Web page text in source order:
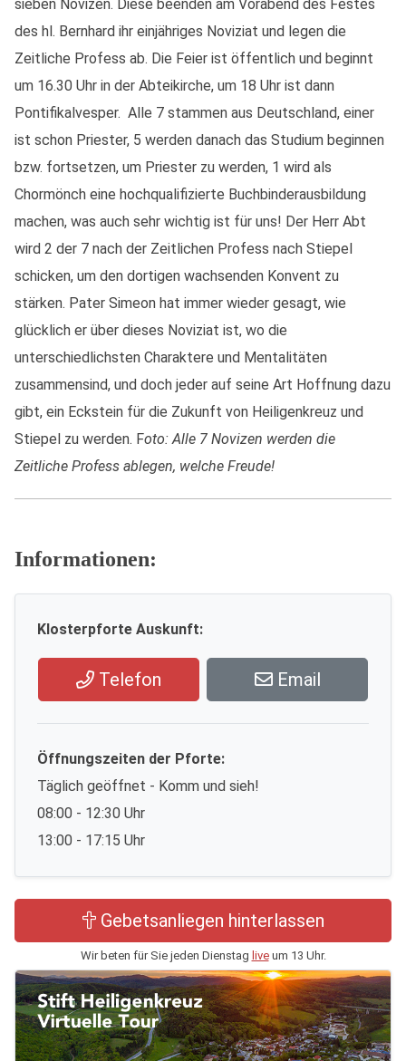
sieben Novizen. Diese beenden am Vorabend des Festes
des hl. Bernhard ihr einjähriges Noviziat und legen die
Zeitliche Profess ab. Die Feier ist öffentlich und beginnt
um 16.30 Uhr in der Abteikirche, um 18 Uhr ist dann
Pontifikalvesper. Alle 7 stammen aus Deutschland, einer
ist schon Priester, 5 werden danach das Studium beginnen
bzw. fortsetzen, um Priester zu werden, 1 wird als
Chormönch eine hochqualifizierte Buchbinderausbildung
machen, was auch sehr wichtig ist für uns! Der Herr Abt
wird 2 der 7 nach der Zeitlichen Profess nach Stiepel
schicken, um den dortigen wachsenden Konvent zu
stärken. Pater Simeon hat immer wieder gesagt, wie
glücklich er über dieses Noviziat ist, wo die
unterschiedlichsten Charaktere und Mentalitäten
zusammensind, und doch jeder auf seine Art Hoffnung dazu
gibt, ein Eckstein für die Zukunft von Heiligenkreuz und
Stiepel zu werden. Foto: Alle 7 Novizen werden die
Zeitliche Profess ablegen, welche Freude!
Informationen:
Klosterpforte Auskunft:
Telefon Email
Öffnungszeiten der Pforte:
Täglich geöffnet - Komm und sieh!
08:00 - 12:30 Uhr
13:00 - 17:15 Uhr
Gebetsanliegen hinterlassen
Wir beten für Sie jeden Dienstag liveum 13 Uhr.